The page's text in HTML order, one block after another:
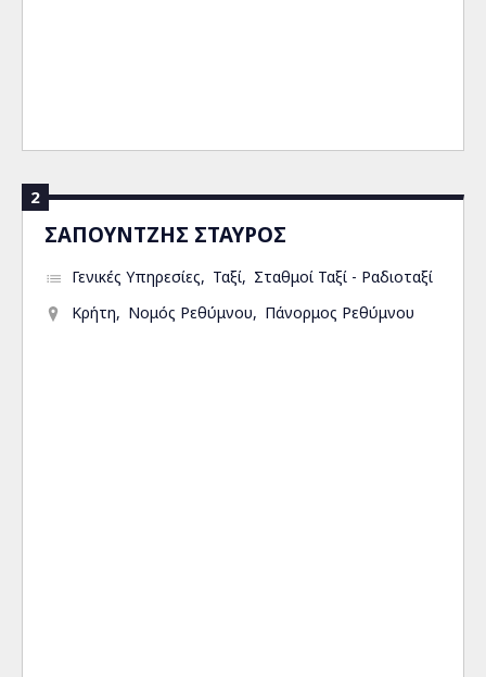
2
ΣΑΠΟΥΝΤΖΗΣ ΣΤΑΥΡΟΣ
Γενικές Υπηρεσίες Ταξί
Σταθμοί Ταξί - Ραδιοταξί
Κρήτη
Νομός Ρεθύμνου Πάνορμος Ρεθύμνου